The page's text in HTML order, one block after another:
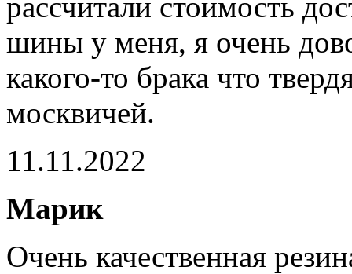
шины у меня, я очень
какого-то брака что
москвичей.
11.11.2022
Марик
Очень качественная